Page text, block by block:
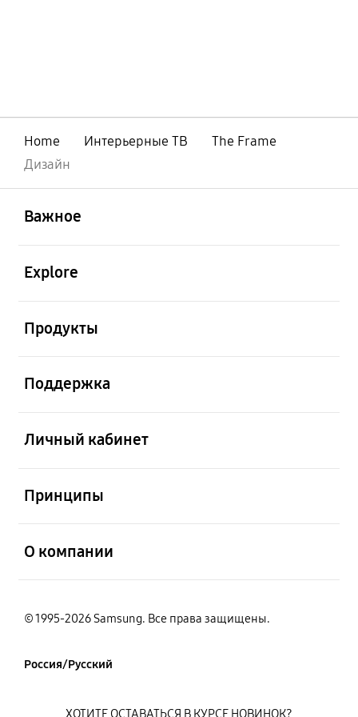
Home Интерьерные ТВ
The Frame
Дизайн
Важное
Explore
Продукты
Поддержка
Личный кабинет
Принципы
О компании
© 1995-2026 Samsung. Все права защищены.
Россия/Русский
ХОТИТЕ ОСТАВАТЬСЯ В КУРСЕ НОВИНОК?